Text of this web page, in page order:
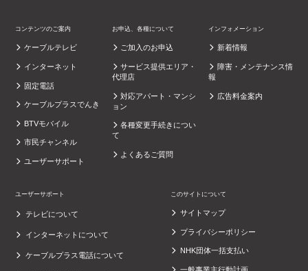
コンテンツのご案内
ケーブルテレビ
インターネット
固定電話
ケーブルプラスでんき
BTVモバイル
市民チャンネル
ユーザーサポート
お申込、各種について
ご加入のお申込
サービス提供エリア・
代理店
対応アパート・マンシ
ョン
各種変更手続きについ
て
よくあるご質問
インフォメーション
新着情報
障害・メンテナンス情
報
広告料金案内
ユーザーサポート
テレビについて
インターネットについて
ケーブルプラス電話について
このサイトについて
サイトマップ
プライバシーポリシー
NHK団体一括支払い